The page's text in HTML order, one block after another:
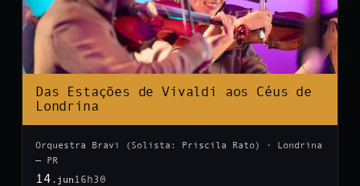
Das Estações de Vivaldi aos Céus de
Londrina
Orquestra Bravi (Solista: Priscila Rato) · Londrina
— PR
14 .jun 16h30